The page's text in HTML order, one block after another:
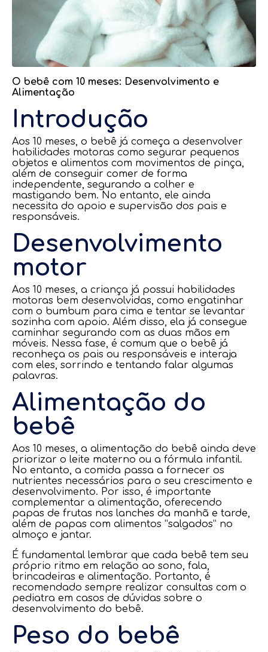
O bebê com 10 meses: Desenvolvimento e
Alimentação
Introdução
Aos 10 meses, o bebê já começa a desenvolver
habilidades motoras como segurar pequenos
objetos e alimentos com movimentos de pinça,
além de conseguir comer de forma
independente, segurando a colher e
mastigando bem. No entanto, ele ainda
necessita do apoio e supervisão dos pais e
responsáveis.
Desenvolvimento
motor
Aos 10 meses, a criança já possui habilidades
motoras bem desenvolvidas, como engatinhar
com o bumbum para cima e tentar se levantar
sozinha com apoio. Além disso, ela já consegue
caminhar segurando com as duas mãos em
móveis. Nessa fase, é comum que o bebê já
reconheça os pais ou responsáveis e interaja
com eles, sorrindo e tentando falar algumas
palavras.
Alimentação do
bebê
Aos 10 meses, a alimentação do bebê ainda deve
priorizar o leite materno ou a fórmula infantil.
No entanto, a comida passa a fornecer os
nutrientes necessários para o seu crescimento e
desenvolvimento. Por isso, é importante
complementar a alimentação, oferecendo
papas de frutas nos lanches da manhã e tarde,
além de papas com alimentos “salgados” no
almoço e jantar.
É fundamental lembrar que cada bebê tem seu
próprio ritmo em relação ao sono, fala,
brincadeiras e alimentação. Portanto, é
recomendado sempre realizar consultas com o
pediatra em casos de dúvidas sobre o
desenvolvimento do bebê.
Peso do bebê